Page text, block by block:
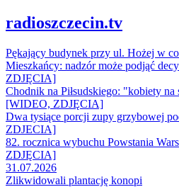
radioszczecin.tv
Pękający budynek przy ul. Hożej w
Mieszkańcy: nadzór może podjąć
ZDJĘCIA]
Chodnik na Piłsudskiego: "kobiety
[WIDEO, ZDJĘCIA]
Dwa tysiące porcji zupy grzybowej
ZDJECIA]
82. rocznica wybuchu Powstania
ZDJĘCIA]
31.07.2026
Zlikwidowali plantację konopi